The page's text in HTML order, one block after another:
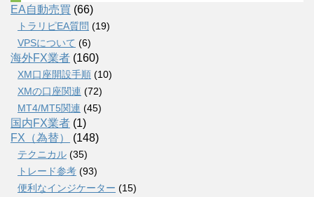
EA自動売買 (66)
トラリピEA質問 (19)
VPSについて (6)
海外FX業者 (160)
XM口座開設手順 (10)
XMの口座関連 (72)
MT4/MT5関連 (45)
国内FX業者 (1)
FX（為替）
(148)
テクニカル (35)
トレード参考 (93)
便利なインジケーター (15)